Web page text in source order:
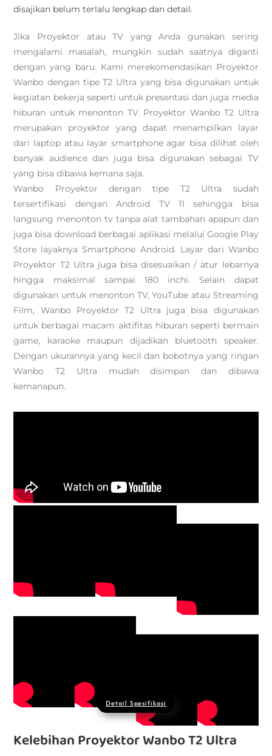
disajikan belum terlalu lengkap dan detail.
Jika Proyektor atau TV yang Anda gunakan sering
mengalami masalah, mungkin sudah saatnya diganti
dengan yang baru. Kami merekomendasikan Proyektor
Wanbo dengan tipe T2 Ultra yang bisa digunakan untuk
kegiatan bekerja seperti untuk presentasi dan juga media
hiburan untuk menonton TV. Proyektor Wanbo T2 Ultra
merupakan proyektor yang dapat menampilkan layar
dari laptop atau layar smartphone agar bisa dilihat oleh
banyak audience dan juga bisa digunakan sebagai TV
yang bisa dibawa kemana saja.
Wanbo Proyektor dengan tipe T2 Ultra sudah
tersertifikasi dengan Android TV 11 sehingga bisa
langsung menonton tv tanpa alat tambahan apapun dan
juga bisa download berbagai aplikasi melalui Google Play
Store layaknya Smartphone Android. Layar dari Wanbo
Proyektor T2 Ultra juga bisa disesuaikan / atur lebarnya
hingga maksimal sampai 180 inchi. Selain dapat
digunakan untuk menonton TV, YouTube atau Streaming
Film, Wanbo Proyektor T2 Ultra juga bisa digunakan
untuk berbagai macam aktifitas hiburan seperti bermain
game, karaoke maupun dijadikan bluetooth speaker.
Dengan ukurannya yang kecil dan bobotnya yang ringan
Wanbo T2 Ultra mudah disimpan dan dibawa
kemanapun.
Detail Spesifikasi
Kelebihan Proyektor Wanbo T2 Ultra